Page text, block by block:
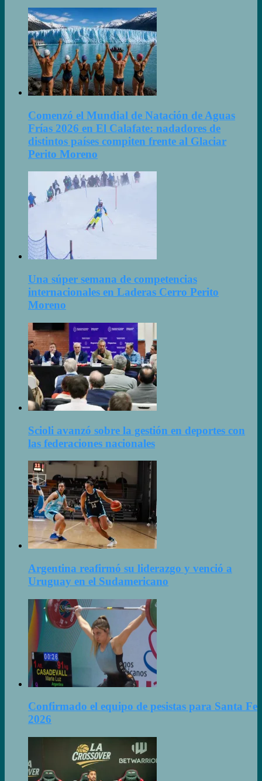
Comenzó el Mundial de Natación de Aguas
Frías 2026 en El Calafate: nadadores de
distintos países compiten frente al Glaciar
Perito Moreno
Una súper semana de competencias
internacionales en Laderas Cerro Perito
Moreno
Scioli avanzó sobre la gestión en deportes con
las federaciones nacionales
Argentina reafirmó su liderazgo y venció a
Uruguay en el Sudamericano
Confirmado el equipo de pesistas para Santa Fe
2026